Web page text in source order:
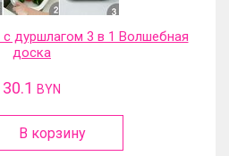
дуршлагом 3 в 1 Волшебная
доска
30.1 BYN
В корзину